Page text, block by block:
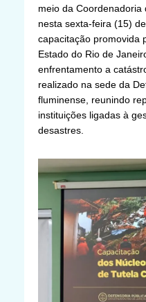
meio da Coordenadoria
nesta sexta-feira (15)
capacitação promovida
Estado do Rio de
enfrentamento a
realizado na sede da
fluminense, reunindo
instituições ligadas à
desastres.